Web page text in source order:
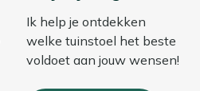
Ik help je ontdekken
welke tuinstoel het beste
voldoet aan jouw wensen!